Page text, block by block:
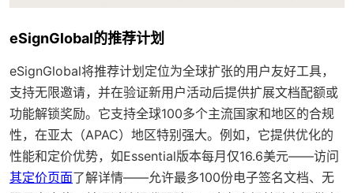
eSignGlobal的推荐计划
eSignGlobal将推荐计划定位为全球扩张的用户友好工具，
支持无限邀请，并在验证新用户活动后提供扩展文档配额或
功能解锁奖励。它支持全球100多个主流国家和地区的合规
性，在亚太（APAC）地区特别强大。例如，它提供优化的
性能和定价优势，如Essential版本每月仅16.6美元——访问
其定价页面了解详情——允许最多100份电子签名文档、无